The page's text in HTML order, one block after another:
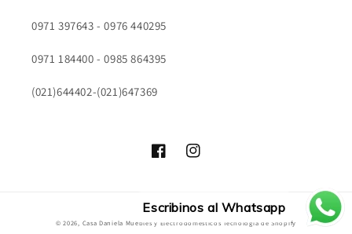
0971 397643 - 0976 440295
0971 184400 - 0985 864395
(021)644402-(021)647369
FacebookInstagram
Formas
© 2026, Casa Daniela Muebles y Electrodomésticos Tecnología de Shopify
Escribinos al Whatsapp